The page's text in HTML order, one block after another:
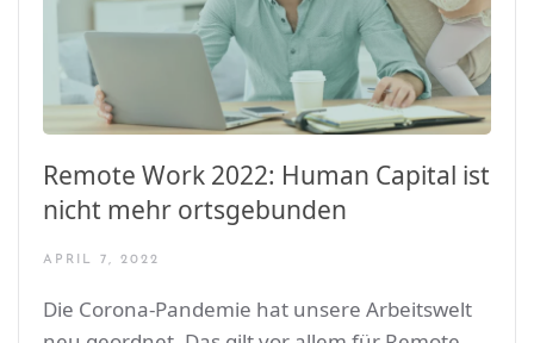
Remote Work 2022: Human Capital ist
nicht mehr ortsgebunden
APRIL 7, 2022
Die Corona-Pandemie hat unsere Arbeitswelt